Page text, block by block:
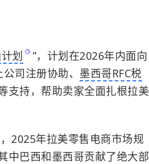
划
”，计划在2026年内面向
司注册协助、 墨西哥RFC税
支持，帮助卖家全面扎根拉美
2025年拉美零售电商市场规
中巴西和墨西哥贡献了绝大部